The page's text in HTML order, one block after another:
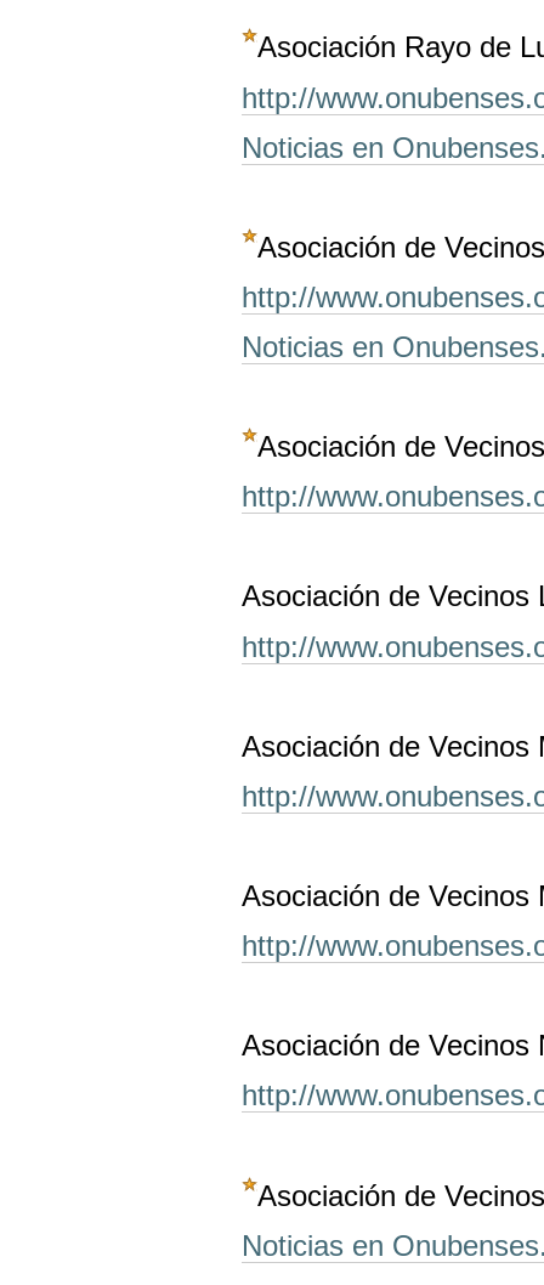
Asociación Rayo de
http://
Noticias en
Asociación de
http://
Noticias en
Asociación de
http://
Asociación de Vecinos
http://
Asociación de Vecinos
http://
Asociación de Vecinos
http://
Asociación de Vecinos
http://
Asociación de
Noticias en